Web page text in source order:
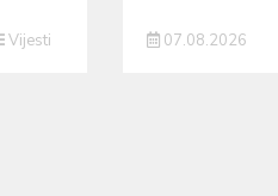
Vijesti 07.08.2026